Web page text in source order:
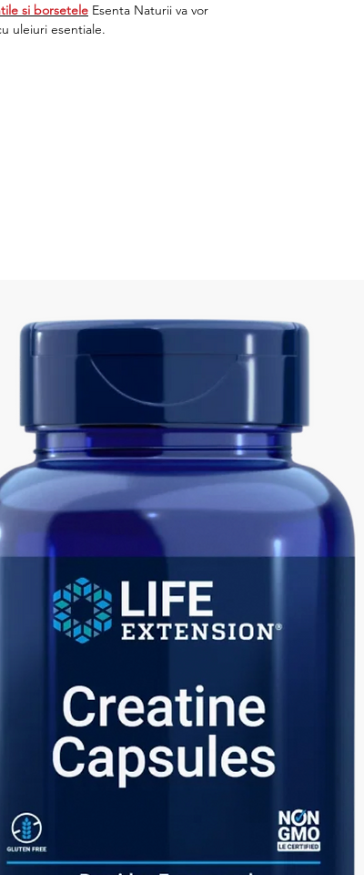
si borsetele Esenta Naturii va vor
uleiuri esentiale.